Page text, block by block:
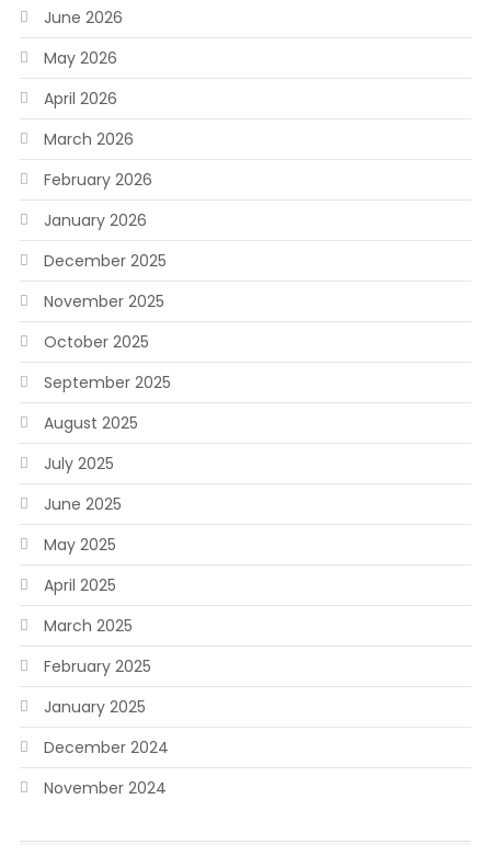
June 2026
May 2026
April 2026
March 2026
February 2026
January 2026
December 2025
November 2025
October 2025
September 2025
August 2025
July 2025
June 2025
May 2025
April 2025
March 2025
February 2025
January 2025
December 2024
November 2024